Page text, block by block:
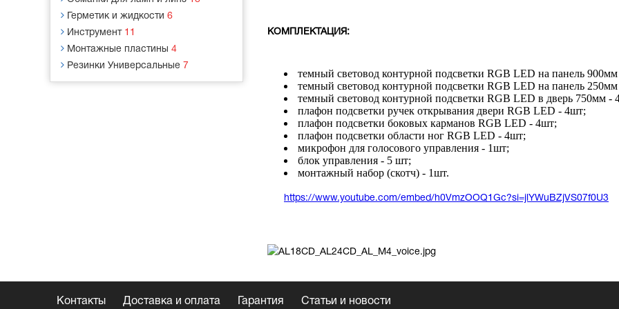
Герметик и жидкости 6
Инструмент 11
Монтажные пластины 4
Резинки Универсальные 7
КОМПЛЕКТАЦИЯ:
темный световод контурной подсветки RGB LED на панель
темный световод контурной подсветки RGB LED на панель
темный световод контурной подсветки RGB LED в дверь 750мм -
плафон подсветки ручек открывания двери RGB LED - 4шт;
плафон подсветки боковых карманов RGB LED - 4шт;
плафон подсветки области ног RGB LED - 4шт;
микрофон для голосового управления - 1шт;
блок управления - 5 шт;
монтажный набор (скотч) - 1шт.
https://www.youtube.com/embed/h0VmzOOQ1Gc?si=jlYWuBZjVS07f0U3
Контакты Доставка и оплата Гарантия Статьи и новости